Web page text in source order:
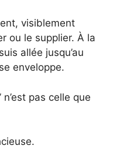
visiblement
ou le supplier. À la
allée jusqu’au
enveloppe.
pas celle que